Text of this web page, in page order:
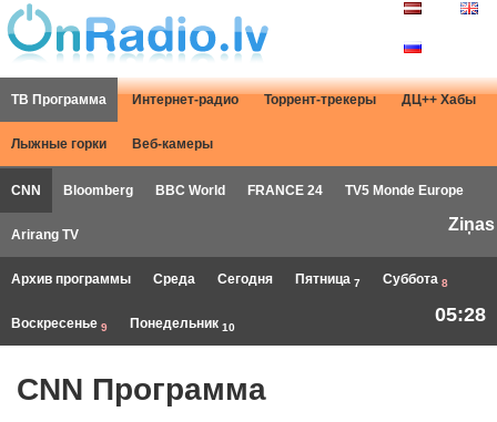
ТВ Программа Интернет-радио Торрент-трекеры ДЦ++ Хабы
Лыжные горки Веб-камеры
CNN Bloomberg BBC World FRANCE 24 TV5 Monde Europe
Arirang TV
Ziņas
Архив программы Среда Сегодня Пятница 7 Суббота 8
Воскресенье 9 Понедельник 10
05:28
CNN Программа